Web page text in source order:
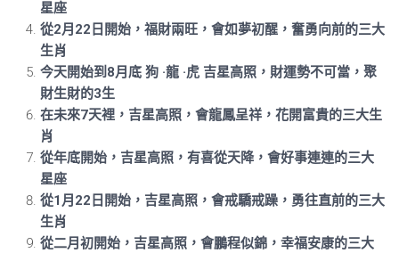
星座
從2月22日開始，福財兩旺，會如夢初醒，奮勇向前的三大
生肖
今天開始到8月底 狗 ·龍 ·虎 吉星高照，財運勢不可當，聚
財生財的3生
在未來7天裡，吉星高照，會龍鳳呈祥，花開富貴的三大生
肖
從年底開始，吉星高照，有喜從天降，會好事連連的三大
星座
從1月22日開始，吉星高照，會戒驕戒躁，勇往直前的三大
生肖
從二月初開始，吉星高照，會鵬程似錦，幸福安康的三大